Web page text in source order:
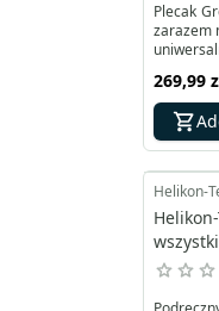
Plecak
zarazem
siatkowy
269,99
Helikon-